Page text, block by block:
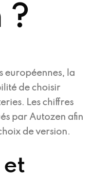
?
européennes, la
de choisir
Les chiffres
par Autozen afin
de version.
et